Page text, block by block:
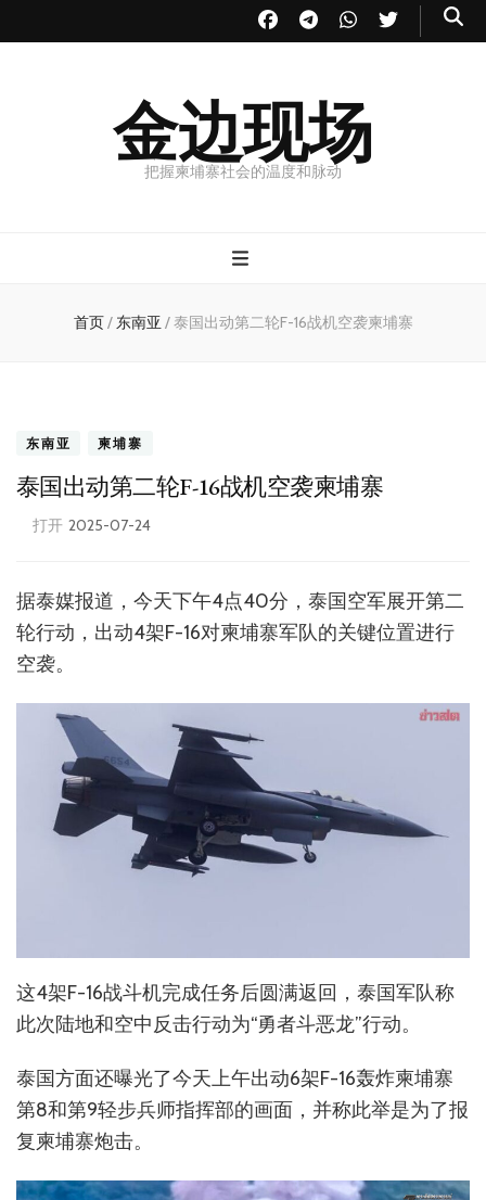
金边现场
把握柬埔寨社会的温度和脉动
首页/ 东南亚 /泰国出动第二轮F-16战机空袭柬埔寨
东南亚 柬埔寨
泰国出动第二轮F-16战机空袭柬埔寨
打开 2025-07-24
据泰媒报道，今天下午4点40分，泰国空军展开第二
轮行动，出动4架F-16对柬埔寨军队的关键位置进行
空袭。
这4架F-16战斗机完成任务后圆满返回，泰国军队称
此次陆地和空中反击行动为“勇者斗恶龙”行动。
泰国方面还曝光了今天上午出动6架F-16轰炸柬埔寨
第8和第9轻步兵师指挥部的画面，并称此举是为了报
复柬埔寨炮击。